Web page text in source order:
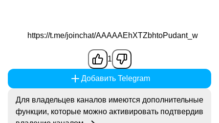
https://t.me/joinchat/AAAAAEhXTZbhtoPudant_w
1
Добавить Telegram
Для владельцев каналов имеются дополнительные
функции, которые можно активировать подтвердив